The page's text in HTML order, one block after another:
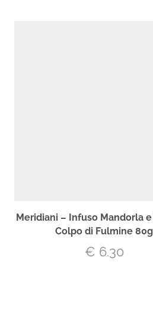
Meridiani – Infuso Mandorla
Colpo di Fulmine 80g
€ 6.30